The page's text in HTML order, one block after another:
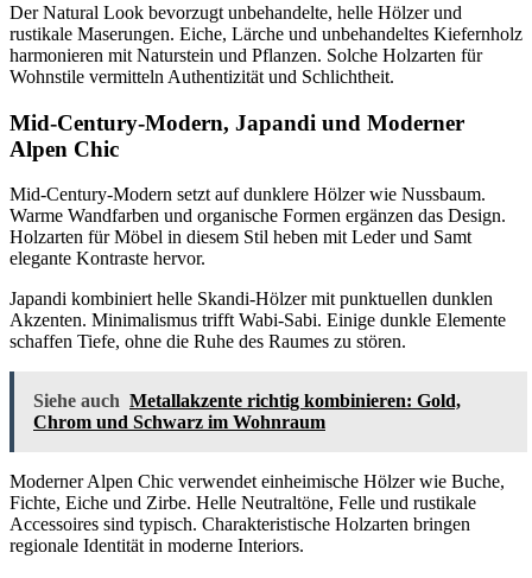
Der Natural Look bevorzugt unbehandelte, helle Hölzer und
rustikale Maserungen. Eiche, Lärche und unbehandeltes Kiefernholz
harmonieren mit Naturstein und Pflanzen. Solche Holzarten für
Wohnstile vermitteln Authentizität und Schlichtheit.
Mid-Century-Modern, Japandi und Moderner
Alpen Chic
Mid-Century-Modern setzt auf dunklere Hölzer wie Nussbaum.
Warme Wandfarben und organische Formen ergänzen das Design.
Holzarten für Möbel in diesem Stil heben mit Leder und Samt
elegante Kontraste hervor.
Japandi kombiniert helle Skandi-Hölzer mit punktuellen dunklen
Akzenten. Minimalismus trifft Wabi-Sabi. Einige dunkle Elemente
schaffen Tiefe, ohne die Ruhe des Raumes zu stören.
Siehe auch Metallakzente richtig kombinieren: Gold,
Chrom und Schwarz im Wohnraum
Moderner Alpen Chic verwendet einheimische Hölzer wie Buche,
Fichte, Eiche und Zirbe. Helle Neutraltöne, Felle und rustikale
Accessoires sind typisch. Charakteristische Holzarten bringen
regionale Identität in moderne Interiors.